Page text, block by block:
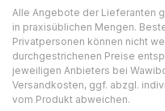
Alle Angebote der Lieferanten
in praxisüblichen Mengen.
Privatpersonen können nicht
durchgestrichenen Preise
jeweiligen Anbieters bei
Versandkosten, ggf. abzgl.
vom Produkt abweichen.